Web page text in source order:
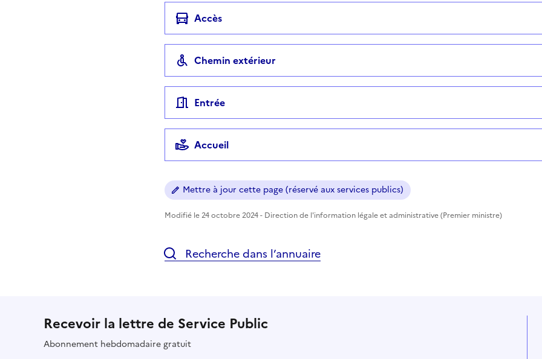
Accès
Chemin extérieur
Entrée
Accueil
Mettre à jour cette page (réservé aux services publics)
Modifié le 24 octobre 2024 - Direction de l'information légale et administrative (Premier ministre)
Recherche dans l’annuaire
Recevoir la lettre de Service Public
Abonnement hebdomadaire gratuit